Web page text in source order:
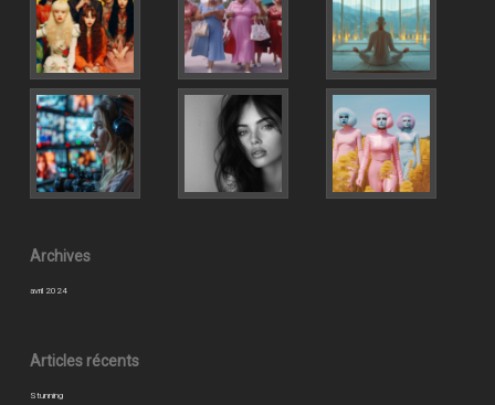
Archives
avril 2024
Articles récents
Stunning